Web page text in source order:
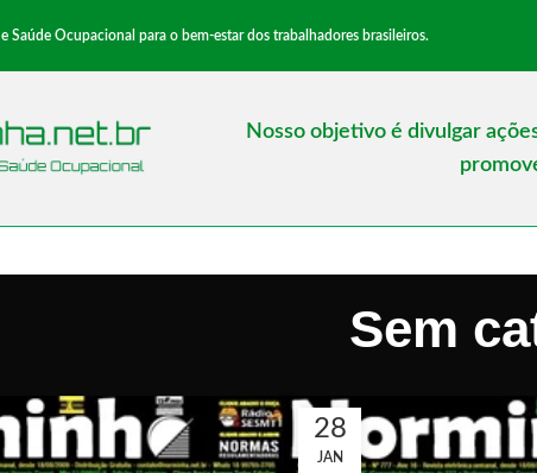
Saúde Ocupacional para o bem-estar dos trabalhadores brasileiros.
Nosso objetivo é divulgar
Sem
28
JAN